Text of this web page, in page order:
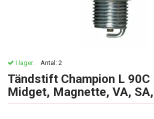
I lager. Antal: 2
Tändstift Champion L
Midget, Magnette, VA,